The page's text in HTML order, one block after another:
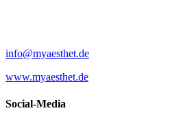
info@myaesthet.de
www.myaesthet.de
Social-Media